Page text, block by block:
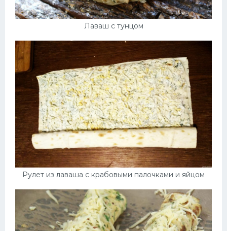
Лаваш с тунцом
Рулет из лаваша с крабовыми палочками и яйцом